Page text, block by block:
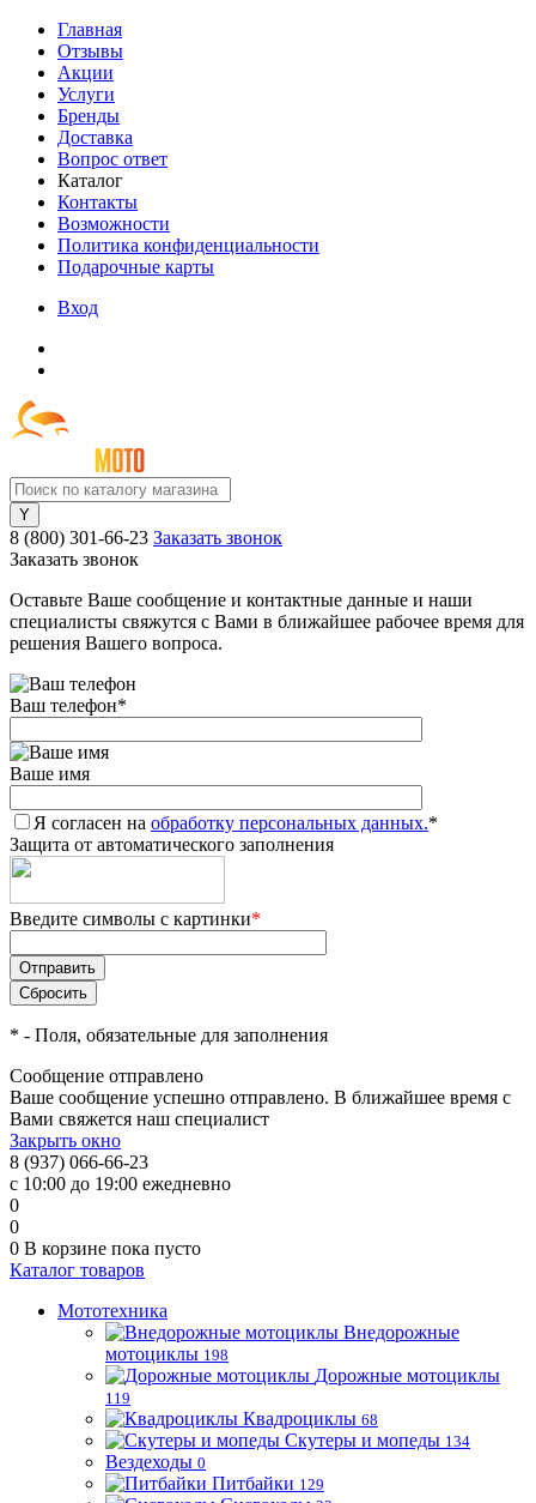
Главная
Отзывы
Акции
Услуги
Бренды
Доставка
Вопрос ответ
Каталог
Контакты
Возможности
Политика конфиденциальности
Подарочные карты
Вход
8 (800) 301-66-23 Заказать звонок
Заказать звонок
Оставьте Ваше сообщение и контактные данные и наши
специалисты свяжутся с Вами в ближайшее рабочее время для
решения Вашего вопроса.
Ваш телефон*
Ваше имя
Я согласен на обработку персональных данных.*
Защита от автоматического заполнения
Введите символы с картинки*
* - Поля, обязательные для заполнения
Сообщение отправлено
Ваше сообщение успешно отправлено. В ближайшее время с
Вами свяжется наш специалист
Закрыть окно
8 (937) 066-66-23
с 10:00 до 19:00 ежедневно
0
0
0 В корзине пока пусто
Каталог товаров
Мототехника
Внедорожные
мотоциклы 198
Дорожные мотоциклы
119
Квадроциклы 68
Скутеры и мопеды 134
Вездеходы 0
Питбайки 129